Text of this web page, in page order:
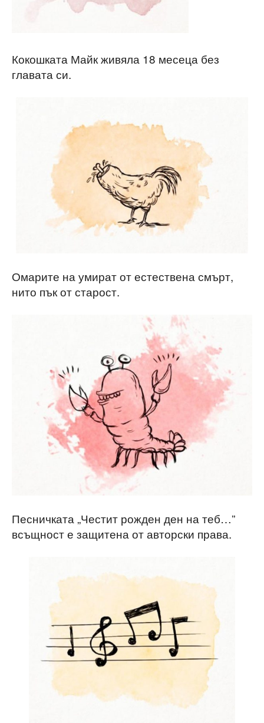
Кокошката Майк живяла 18 месеца без
главата си.
Омарите на умират от естествена смърт,
нито пък от старост.
Песничката „Честит рожден ден на теб…”
всъщност е защитена от авторски права.